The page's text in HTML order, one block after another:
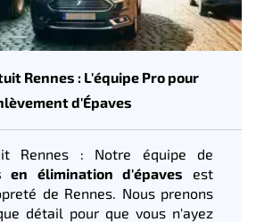
Rennes : L'équipe Pro pour
d'Épaves
Rennes : Notre équipe de
en élimination d'épaves est
de Rennes. Nous prenons
détail pour que vous n'ayez